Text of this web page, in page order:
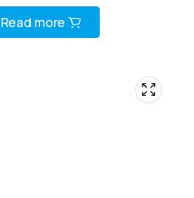
Read more